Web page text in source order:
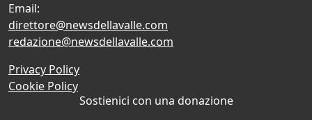
Email:
direttore@newsdellavalle.com
redazione@newsdellavalle.com
Privacy Policy
Cookie Policy
Sostienici con una donazione